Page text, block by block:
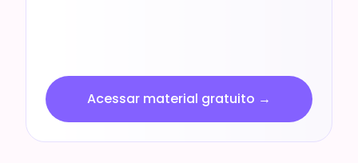
Acessar material gratuito →